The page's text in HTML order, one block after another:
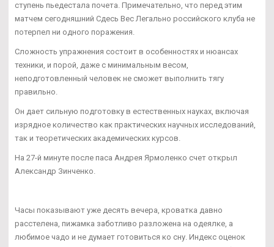
ступень пьедестала почета. Примечательно, что перед этим
матчем сегодняшний Сдесь Вес Легально российского клуба не
потерпел ни одного поражения.
Сложность упражнения состоит в особенностях и нюансах
техники, и порой, даже с минимальным весом,
неподготовленный человек не сможет выполнить тягу
правильно.
Он дает сильную подготовку в естественных науках, включая
изрядное количество как практических научных исследований,
так и теоретических академических курсов.
На 27-й минуте после паса Андрея Ярмоленко счет открыл
Александр Зинченко.
Часы показывают уже десять вечера, кроватка давно
расстелена, пижамка заботливо разложена на одеялке, а
любимое чадо и не думает готовиться ко сну. Индекс оценок